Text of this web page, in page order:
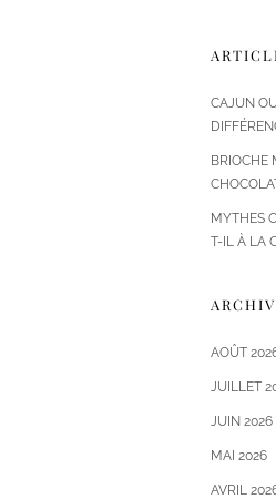
CAJUN
BRIOCHE
MYTHES
T-IL À LA
AOÛT
JUILLET
JUIN 2026
MAI 2026
AVRIL